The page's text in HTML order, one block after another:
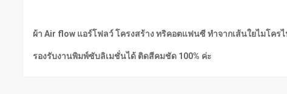
ผ้า Air flow แอร์โฟลว์ โครงสร้าง ทริคอตแฟนซี ทำจากเส้นใยไมโคร
รองรับงานพิมพ์ซับลิเมชั่นได้ ติดสีคมชัด 100% ค่ะ